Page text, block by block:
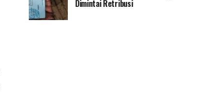
Dimintai Retribusi